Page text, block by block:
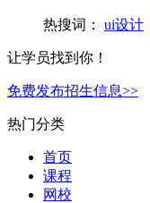
热搜词： ui设计
让学员找到你！
免费发布招生信息>>
热门分类
首页
课程
网校